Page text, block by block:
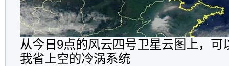
从今日9点的风云四号卫星云图上，可
我省上空的冷涡系统